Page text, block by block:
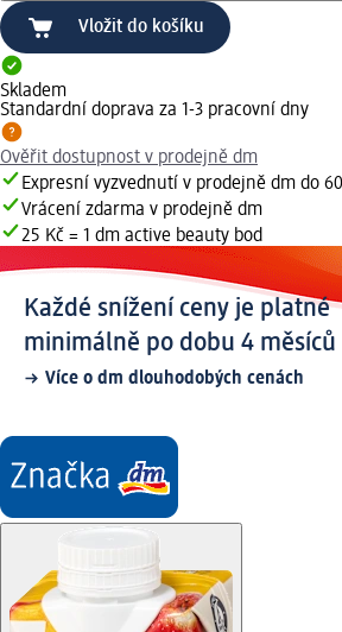
Vložit do košíku
Skladem
Standardní doprava za 1-3 pracovní dny
Ověřit dostupnost v prodejně dm
Expresní vyzvednutí v prodejně dm do
Vrácení zdarma v prodejně dm
25 Kč = 1 dm active beauty bod
Každé snížení ceny je platné
minimálně po dobu 4 měsíců
Více o dm dlouhodobých cenách